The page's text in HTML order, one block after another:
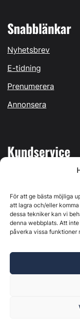
För att ge bästa möjliga
att lagra och/eller
dessa tekniker kan vi
denna webbplats. Att
påverka vissa funktioner
Snabblänkar
Nyhetsbrev
E-tidning
Prenumerera
Annonsera
Kundservice
Kontakta oss
Östernäsvägen 1,
Ansvarig
webbplats är
Byggvärlden
Policy för